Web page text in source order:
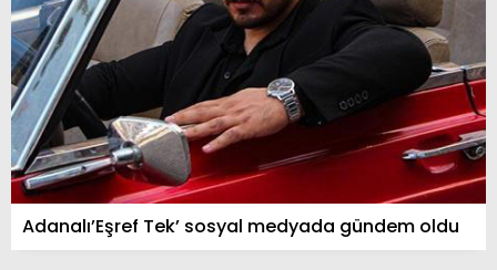
Adanalı’Eşref Tek’ sosyal medyada gündem oldu